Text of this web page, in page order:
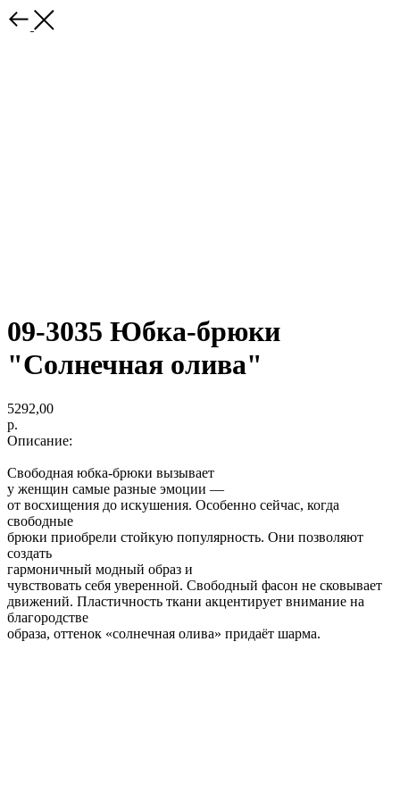
09-3035 Юбка-брюки
"Солнечная олива"
5292,00
р.
Описание:
Свободная юбка-брюки вызывает
у женщин самые разные эмоции —
от восхищения до искушения. Особенно сейчас, когда
свободные
брюки приобрели стойкую популярность. Они позволяют
создать
гармоничный модный образ и
чувствовать себя уверенной. Свободный фасон не сковывает
движений. Пластичность ткани акцентирует внимание на
благородстве
образа, оттенок «солнечная олива» придаёт шарма.